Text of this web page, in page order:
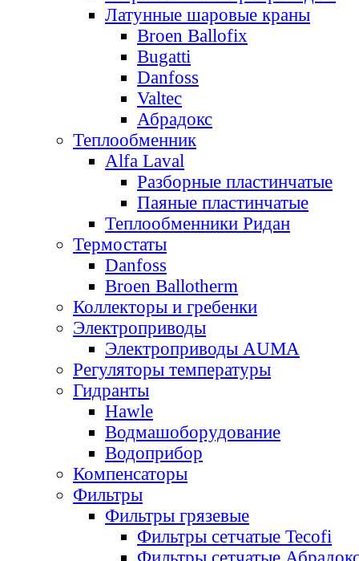
Латунные шаровые краны
Broen Ballofix
Bugatti
Danfoss
Valtec
Абрадокс
Теплообменник
Alfa Laval
Разборные пластинчатые
Паяные пластинчатые
Теплообменники Ридан
Термостаты
Danfoss
Broen Ballotherm
Коллекторы и гребенки
Электроприводы
Электроприводы AUMA
Регуляторы температуры
Гидранты
Hawle
Водмашоборудование
Водоприбор
Компенсаторы
Фильтры
Фильтры грязевые
Фильтры сетчатые Tecofi